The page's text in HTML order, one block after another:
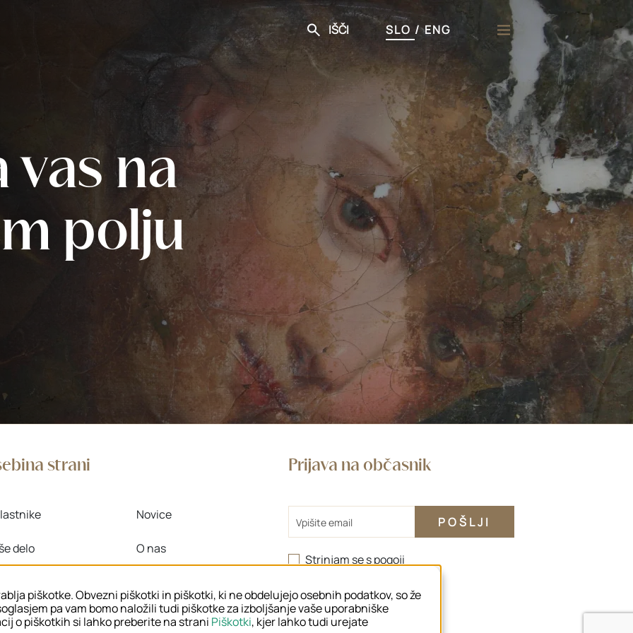
IŠČI
Išči
SLO / ENG
vas na
polju
strani
delo
Novice
O nas
Prijava na občasnik
Strinjam se spogoji
piškotke. Obvezni piškotki in piškotki, ki ne obdelujejo osebnih podatkov, so že
pa vam bomo naložili tudi piškotke za izboljšanje vaše uporabniške
o piškotkih si lahko preberite na strani Piškotki, kjer lahko tudi urejate